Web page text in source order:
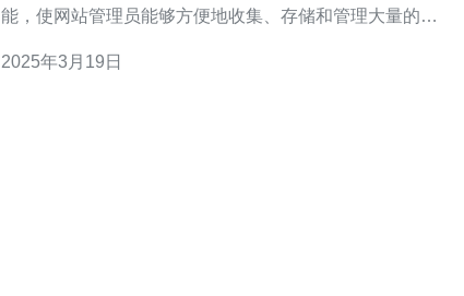
能，使网站管理员能够方便地收集、存储和管理大量的网
Engine Optimization)搜索引擎优化，可以帮助网站提高排
2025年3月19日